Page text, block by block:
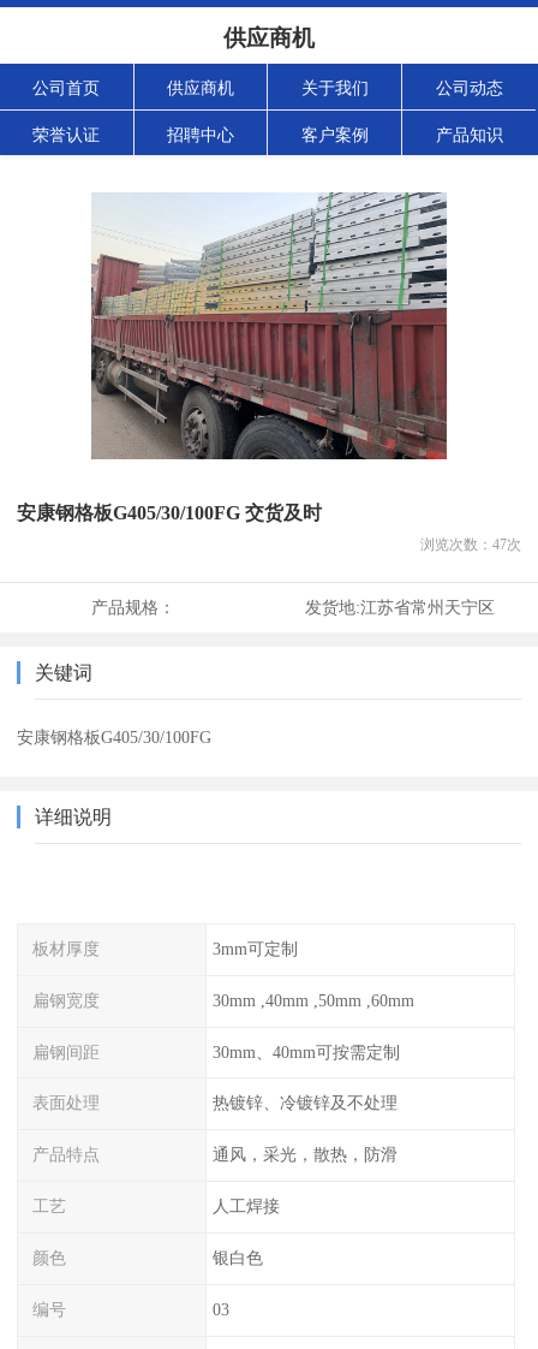
供应商机
公司首页 供应商机 关于我们 公司动态
荣誉认证 招聘中心 客户案例 产品知识
安康钢格板G405/30/100FG 交货及时
浏览次数： 47次
产品规格： 发货地:江苏省常州天宁区
关键词
安康钢格板G405/30/100FG
详细说明
板材厚度 3mm可定制
扁钢宽度 30mm ,40mm ,50mm ,60mm
扁钢间距 30mm、40mm可按需定制
表面处理 热镀锌、冷镀锌及不处理
产品特点 通风，采光，散热，防滑
工艺 人工焊接
颜色 银白色
编号 03